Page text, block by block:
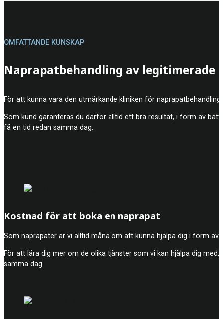
Naprapatbehandling av legitimerade
För att kunna vara den utmärkande kliniken för
Som kund garanteras du därför alltid ett bra resultat, i form av
få en tid redan samma dag.
OMFATTANDE KUNSKAP
Kostnad för att boka en naprapat
Som naprapater är vi alltid måna om att kunna hjälpa dig i form
För att lära dig mer om de olika tjänster som vi kan hjälpa dig
samma dag.